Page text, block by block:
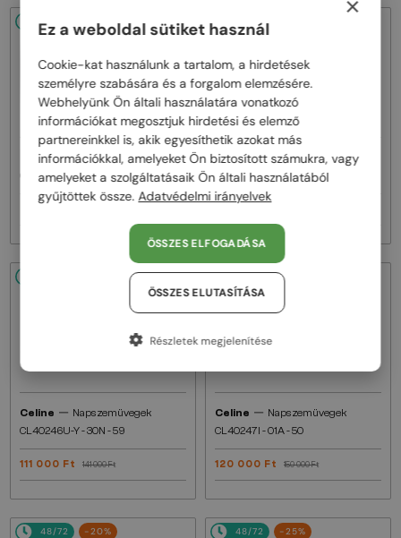
48/72 -20%
Celine—Napszemüvegek
CL40242I - 01B - 53
48/72
Celine— Napszemüvegek
CL40246U-Y - 30H - 61
Celine — Napszemüvegek
CL40246U-Y - 30N - 59
111 000 Ft 141 000 Ft
48/72 -20%
Celine — Napszemüvegek
CL40247I - 01A - 50
120 000 Ft 150 000 Ft
48/72 -20% 48/72 -25%
×
Ez a weboldal sütiket használ
Cookie-kat használunk a tartalom, a hirdetések
személyre szabására és a forgalom elemzésére.
Webhelyünk Ön általi használatára vonatkozó
információkat megosztjuk hirdetési és elemző
partnereinkkel is, akik egyesíthetik azokat más
információkkal, amelyeket Ön biztosított számukra, vagy
amelyeket a szolgáltatásaik Ön általi használatából
gyűjtöttek össze. Adatvédelmi irányelvek
ÖSSZES ELFOGADÁSA
ÖSSZES ELUTASÍTÁSA
Részletek megjelenítése